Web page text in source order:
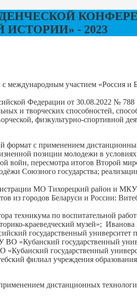
- 2023
участием «Россия и
Федерации от 30.08.2022 №
и творческих способностей,
физкультурно-спортивной
с применением
позиции молодежи в
пересмотра итогов Второй
Союзного государства;
МО Тихорецкий район и
из городов Беларуси и России:
техникума по воспитательной
краеведческий музей»;
государственный
«Кубанский государственный
государственный
филиал учреждения
дистанционных